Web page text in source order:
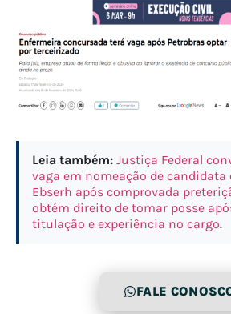
Leia também: Justiça Federal
vaga em nomeação de candidata
Ebserh após comprovada
obtém direito de tomar posse
titulação e experiência no cargo.
FALE